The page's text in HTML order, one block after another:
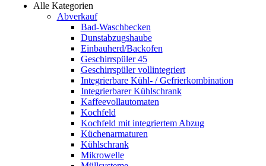
Alle Kategorien
Abverkauf
Bad-Waschbecken
Dunstabzugshaube
Einbauherd/Backofen
Geschirrspüler 45
Geschirrspüler vollintegriert
Integrierbare Kühl- / Gefrierkombination
Integrierbarer Kühlschrank
Kaffeevollautomaten
Kochfeld
Kochfeld mit integriertem Abzug
Küchenarmaturen
Kühlschrank
Mikrowelle